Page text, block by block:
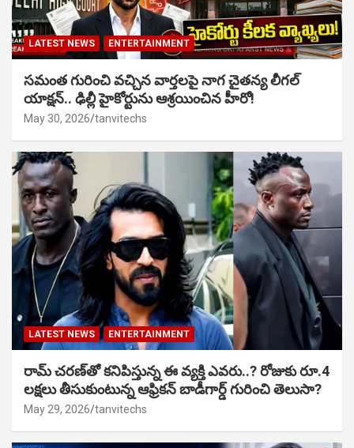
LATEST NEWS ENTERTAINMENT
సమంత గురించి వచ్చిన వార్తలపై నాగ చైతన్య లీగల్
యాక్షన్.. ఢిల్లీ హైకోర్టును ఆశ్రయించిన హీరో!
May 30, 2026 tanvitechs
LATEST NEWS ENTERTAINMENT
రామ్ చరణ్‌తో కనిపిస్తున్న ఈ వ్యక్తి ఎవరు..? రోజుకు రూ.4
లక్షలు తీసుకుంటున్న ఆఫ్రికన్ బాడీగార్డ్ గురించి తెలుసా?
May 29, 2026 tanvitechs